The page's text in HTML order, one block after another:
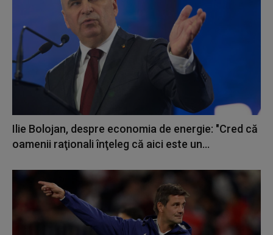
Ilie Bolojan, despre economia de energie: "Cred că
oamenii raţionali înţeleg că aici este un...